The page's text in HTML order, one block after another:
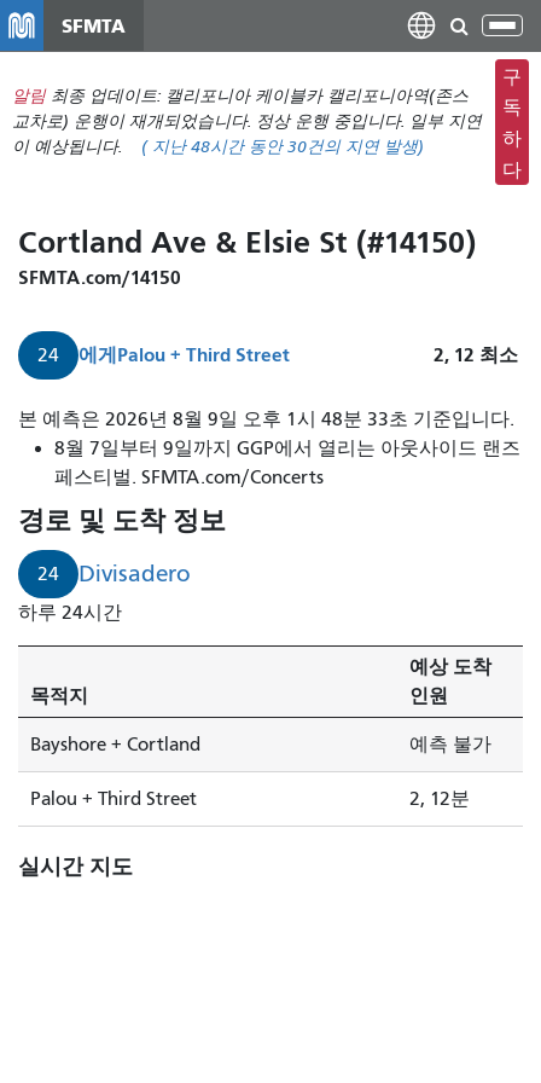
텐
츠
로
뛰
SFMTA
탐
색
메
뉴
전
환
알림 최종 업데이트: 캘리포니아 케이블카 캘리포니아역(존스
교차로) 운행이 재개되었습니다. 정상 운행 중입니다. 일부 지연
이 예상됩니다.
( 지난 48시간 동안30건의 지연 발생)
구
독
하
다
Cortland Ave & Elsie St (#14150)
SFMTA.com/14150
24 에게Palou + Third Street 2, 12 최소
24
디
사
데
로
는
2
분
도
착
합
니
다.
본 예측은 2026년 8월 9일 오후 1시 48분 33초 기준입니다.
8월 7일부터 9일까지 GGP에서 열리는 아웃사이드 랜즈
페스티벌. SFMTA.com/Concerts
경로 및 도착 정보
24 Divisadero
하루 24시간
목적지
예상 도착
인원
Bayshore + Cortland 예측 불가
Palou + Third Street 2, 12분
실시간 지도